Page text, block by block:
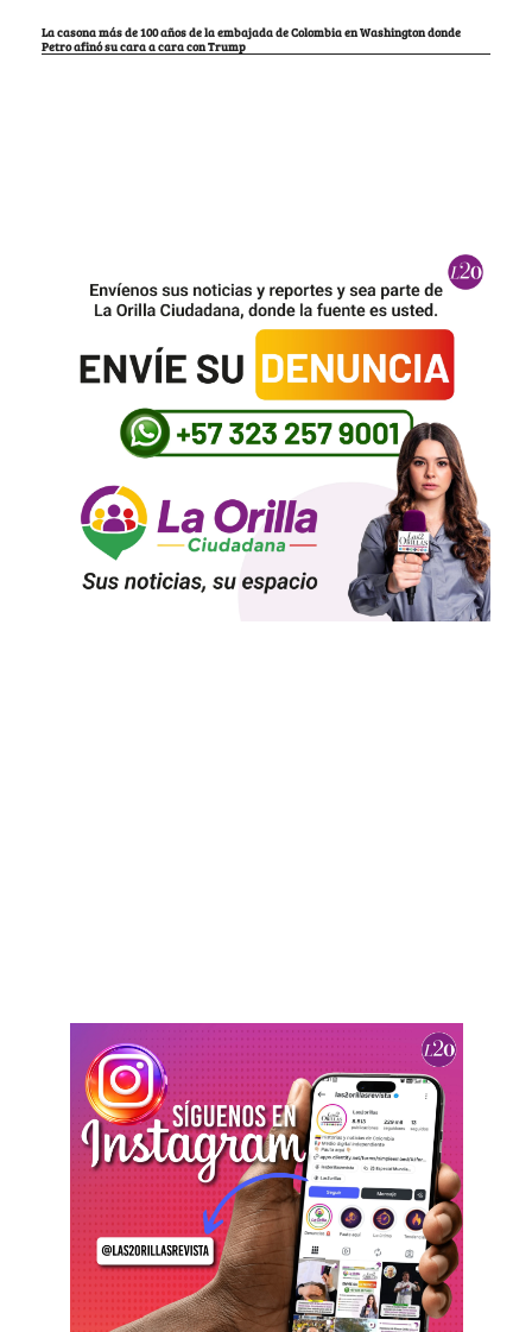
La casona más de 100 años de la embajada de Colombia en Washington donde
Petro afinó su cara a cara con Trump